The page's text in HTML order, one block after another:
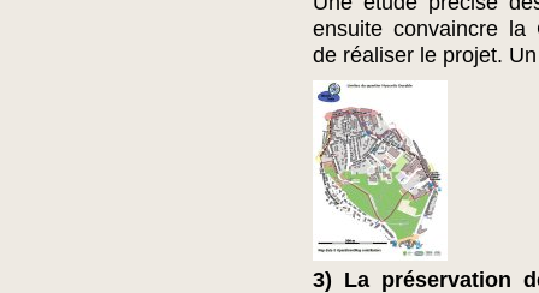
ensuite convaincre la
de réaliser le projet.
3) La préservation